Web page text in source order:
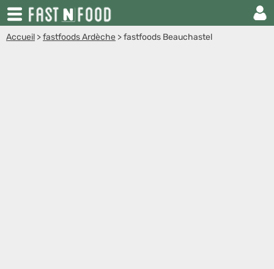
Accueil >fastfoods Ardèche >fastfoods Beauchastel